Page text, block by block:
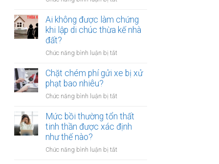
rơm,
rạ
sắt
xử
nào?
Ai không được làm chứng
khi lập di chúc thừa kế nhà
đất?
Chức năng bình luận bị tắt
không
chứng
lập
di
Chặt chém phí gửi xe bị xử
phạt bao nhiêu?
Chức năng bình luận bị tắt
chém
phí
gửi
bị
Mức bồi thường tổn thất
tinh thần được xác định
như thế nào?
Chức năng bình luận bị tắt